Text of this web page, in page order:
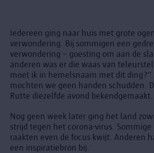
Iedereen ging naar huis met grote
verwondering. Bij sommigen een
verwondering – goesting om aan de
anderen was er die waas van
moet ik in hemelsnaam met dit
mochten we geen handen schudden.
Rutte diezelfde avond bekendgemaakt.
Nog geen week later ging het land
strijd tegen het corona-virus.
raakten even de focus kwijt. Anderen
een inspiratiebron bij.